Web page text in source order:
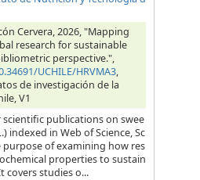
Cervera, 2026, "Mapping
research for sustainable
perspective.",
UCHILE/HRVMA3,
de investigación de la
V1
publications on swee
in Web of Science, Sc
of examining how res
properties to sustain
studies o...